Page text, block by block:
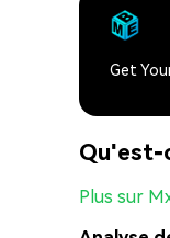
Get
Qu'est-
Plus sur